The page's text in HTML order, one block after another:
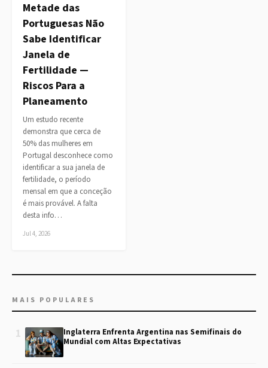
Metade das
Portuguesas Não
Sabe Identificar
Janela de
Fertilidade —
Riscos Para a
Planeamento
Um estudo recente
demonstra que cerca de
50% das mulheres em
Portugal desconhece como
identificar a sua janela de
fertilidade, o período
mensal em que a conceção
é mais provável. A falta
desta info…
Jul 4, 2026
MAIS POPULARES
1
Inglaterra Enfrenta Argentina nas Semifinais do
Mundial com Altas Expectativas